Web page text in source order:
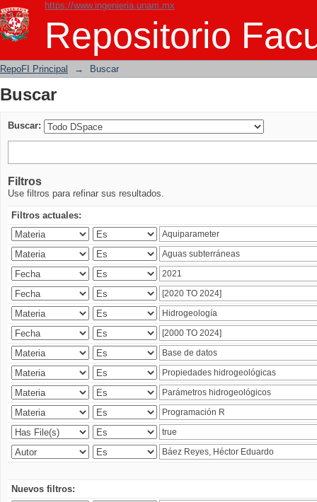
https://www.ingenieria.unam.mx
Repositorio
Buscar
RepoFI Principal → Buscar
Buscar
Buscar:
Filtros
Use filtros para refinar sus resultados.
Filtros actuales:
Nuevos filtros: